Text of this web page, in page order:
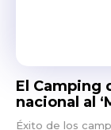
El Camping
nacional al
Éxito de los